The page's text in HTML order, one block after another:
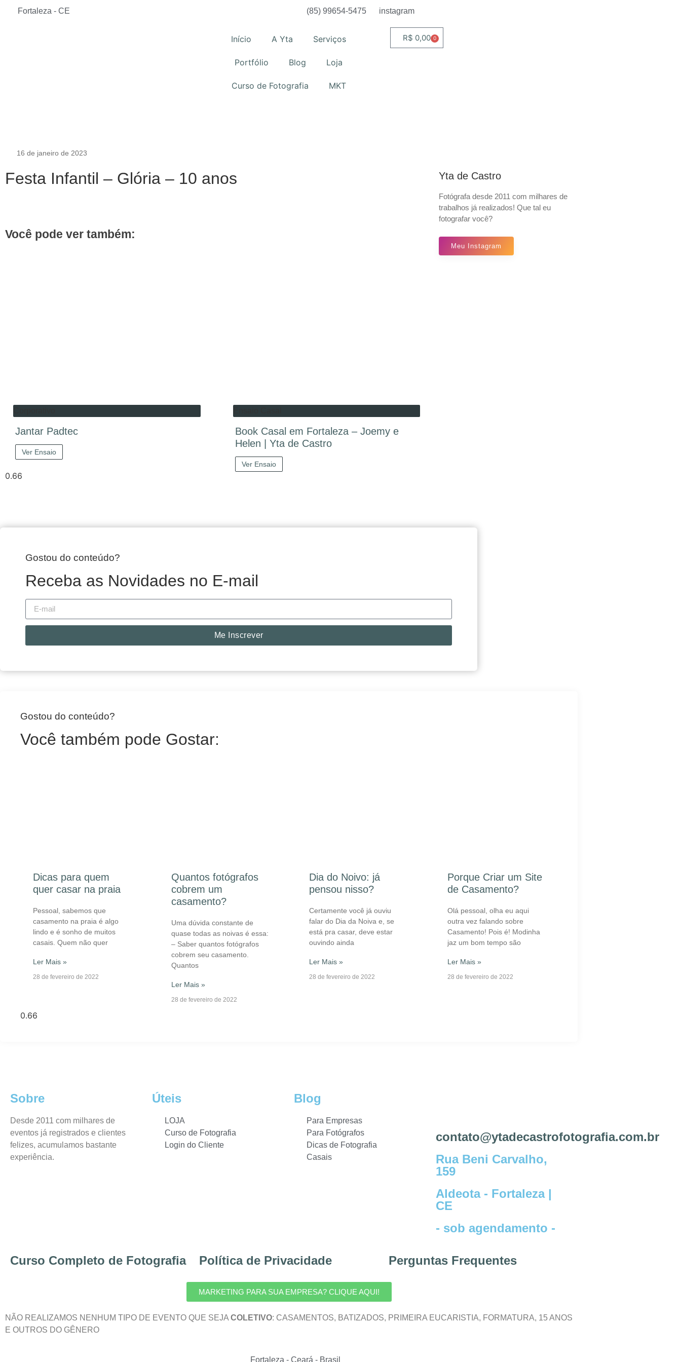
Fortaleza - CE (85) 99654-5475 instagram
Início A Yta Serviços
Portfólio Blog Loja
Curso de Fotografia MKT
R$ 0,00 0
16 de janeiro de 2023
Festa Infantil – Glória – 10 anos
Você pode ver também:
Jantar Padtec
Ver Ensaio
Book Casal em Fortaleza – Joemy e
Helen | Yta de Castro
Ver Ensaio
Yta de Castro
Fotógrafa desde 2011 com milhares de
trabalhos já realizados! Que tal eu
fotografar você?
Meu Instagram
Gostou do conteúdo?
Receba as Novidades no E-mail
Me Inscrever
Gostou do conteúdo?
Você também pode Gostar:
Dicas para quem
quer casar na praia
Pessoal, sabemos que
casamento na praia é algo
lindo e é sonho de muitos
casais. Quem não quer
Ler Mais »
28 de fevereiro de 2022
Quantos fotógrafos
cobrem um
casamento?
Uma dúvida constante de
quase todas as noivas é essa:
– Saber quantos fotógrafos
cobrem seu casamento.
Quantos
Ler Mais »
28 de fevereiro de 2022
Dia do Noivo: já
pensou nisso?
Certamente você já ouviu
falar do Dia da Noiva e, se
está pra casar, deve estar
ouvindo ainda
Ler Mais »
28 de fevereiro de 2022
Porque Criar um Site
de Casamento?
Olá pessoal, olha eu aqui
outra vez falando sobre
Casamento! Pois é! Modinha
jaz um bom tempo são
Ler Mais »
28 de fevereiro de 2022
Sobre
Desde 2011 com milhares de
eventos já registrados e clientes
felizes, acumulamos bastante
experiência.
Úteis
LOJA
Curso de Fotografia
Login do Cliente
Blog
Para Empresas
Para Fotógrafos
Dicas de Fotografia
Casais
contato@ytadecastrofotografia.com.br
Rua Beni Carvalho,
159
Aldeota - Fortaleza |
CE
- sob agendamento -
Curso Completo de Fotografia Política de Privacidade Perguntas Frequentes
MARKETING PARA SUA EMPRESA? CLIQUE AQUI!
NÃO REALIZAMOS NENHUM TIPO DE EVENTO QUE SEJACOLETIVO: CASAMENTOS, BATIZADOS, PRIMEIRA EUCARISTIA, FORMATURA, 15 ANOS
E OUTROS DO GÊNERO
Fortaleza - Ceará - Brasil